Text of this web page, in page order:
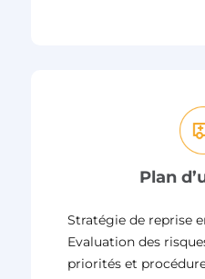
Plan
Stratégie de reprise
Evaluation des
priorités et